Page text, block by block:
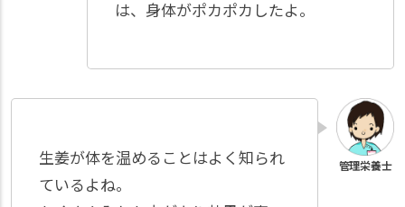
は、身体がポカポカしたよ。
生姜が体を温めることはよく知られ
ているよね。